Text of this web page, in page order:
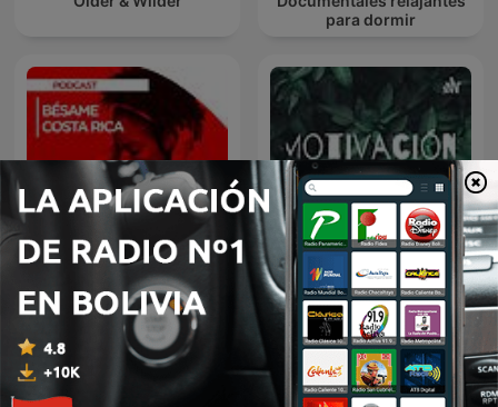
para dormir
Bésame CR Motivación